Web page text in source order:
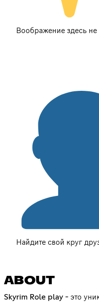
Воображение здесь не
Найдите свой круг
ABOUT
Skyrim Role play - это